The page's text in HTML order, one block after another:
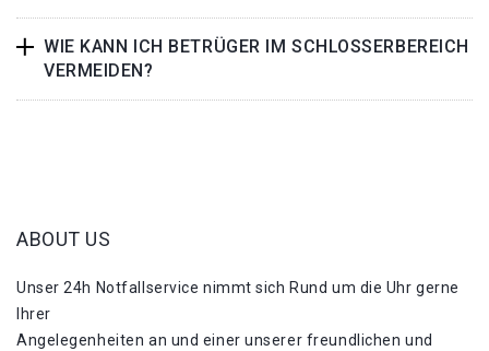
WIE KANN ICH BETRÜGER IM SCHLOSSERBEREICH
VERMEIDEN?
ABOUT US
Unser 24h Notfallservice nimmt sich Rund um die Uhr gerne
Ihrer
Angelegenheiten an und einer unserer freundlichen und